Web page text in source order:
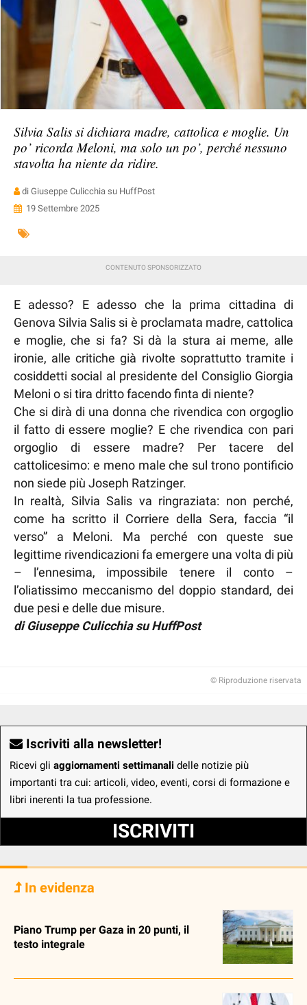
Silvia Salis si dichiara madre, cattolica e moglie. Un
po’ ricorda Meloni, ma solo un po’, perché nessuno
stavolta ha niente da ridire.
di Giuseppe Culicchia su HuffPost
19 Settembre 2025
E adesso? E adesso che la prima cittadina di
Genova Silvia Salis si è proclamata madre, cattolica
e moglie, che si fa? Si dà la stura ai meme, alle
ironie, alle critiche già rivolte soprattutto tramite i
cosiddetti social al presidente del Consiglio Giorgia
Meloni o si tira dritto facendo finta di niente?
Che si dirà di una donna che rivendica con orgoglio
il fatto di essere moglie? E che rivendica con pari
orgoglio di essere madre? Per tacere del
cattolicesimo: e meno male che sul trono pontificio
non siede più Joseph Ratzinger.
In realtà, Silvia Salis va ringraziata: non perché,
come ha scritto il Corriere della Sera, faccia “il
verso” a Meloni. Ma perché con queste sue
legittime rivendicazioni fa emergere una volta di più
– l’ennesima, impossibile tenere il conto –
l’oliatissimo meccanismo del doppio standard, dei
due pesi e delle due misure.
di Giuseppe Culicchia su HuffPost
© Riproduzione riservata
Iscriviti alla newsletter!
Ricevi gli aggiornamenti settimanali delle notizie più
importanti tra cui: articoli, video, eventi, corsi di formazione e
libri inerenti la tua professione.
ISCRIVITI
In evidenza
Piano Trump per Gaza in 20 punti, il
testo integrale